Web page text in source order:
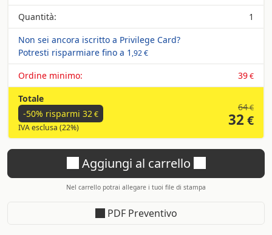
Quantità:
1
Non sei ancora iscritto a Privilege Card?
Potresti risparmiare fino a 1 ,92 €
Ordine minimo: 39€
Totale
-50% risparmi 32€
IVA esclusa (22%)
64€
32 €
Aggiungi al carrello
Nel carrello potrai allegare i tuoi file di stampa
PDF Preventivo